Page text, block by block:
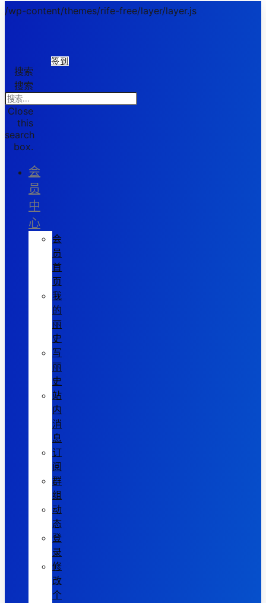
/wp-content/themes/rife-free/layer/layer.js
签到
搜索
搜索
Close
this
search
box.
会
员
中
心
会
员
首
页
我
的
丽
史
写
丽
史
站
内
消
息
订
阅
群
组
动
态
登
录
修
改
个